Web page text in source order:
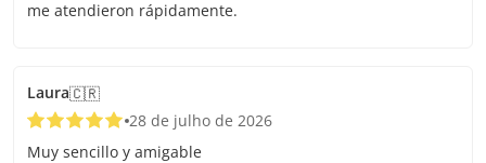
me atendieron rápidamente.
Laura🇨🇷
28 de julho de 2026
Muy sencillo y amigable